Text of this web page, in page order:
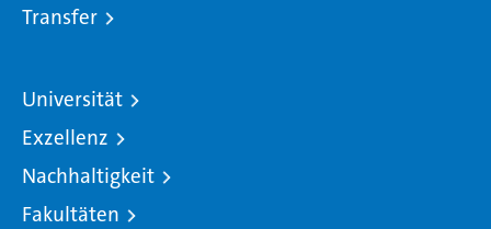
Transfer
Universität
Exzellenz
Nachhaltigkeit
Fakultäten